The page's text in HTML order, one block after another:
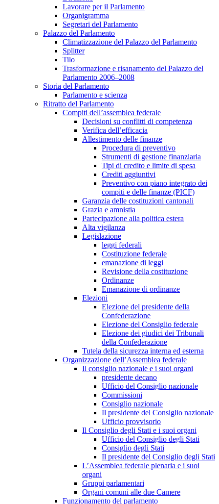
Lavorare per il Parlamento
Organigramma
Segretari del Parlamento
Palazzo del Parlamento
Climatizzazione del Palazzo del Parlamento
Splitter
Tilo
Trasformazione e risanamento del Palazzo del
Parlamento 2006–2008
Storia del Parlamento
Parlamento e scienza
Ritratto del Parlamento
Compiti dell’assemblea federale
Decisioni su conflitti di competenza
Verifica dell’efficacia
Allestimento delle finanze
Procedura di preventivo
Strumenti di gestione finanziaria
Tipi di credito e limite di spesa
Crediti aggiuntivi
Preventivo con piano integrato dei
compiti e delle finanze (PICF)
Garanzia delle costituzioni cantonali
Grazia e amnistia
Partecipazione alla politica estera
Alta vigilanza
Legislazione
leggi federali
Costituzione federale
emanazione di leggi
Revisione della costituzione
Ordinanze
Emanazione di ordinanze
Elezioni
Elezione del presidente della
Confederazione
Elezione del Consiglio federale
Elezione dei giudici dei Tribunali
della Confederazione
Tutela della sicurezza interna ed esterna
Organizzazione dell’Assemblea federale
Il consiglio nazionale e i suoi organi
presidente decano
Ufficio del Consiglio nazionale
Commissioni
Consiglio nazionale
Il presidente del Consiglio nazionale
Ufficio provvisorio
Il Consiglio degli Stati e i suoi organi
Ufficio del Consiglio degli Stati
Consiglio degli Stati
Il presidente del Consiglio degli Stati
L’Assemblea federale plenaria e i suoi
organi
Gruppi parlamentari
Organi comuni alle due Camere
Funzionamento del parlamento